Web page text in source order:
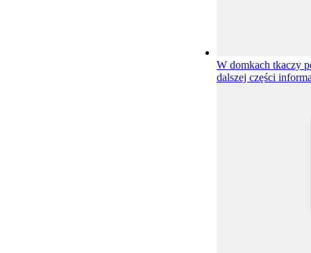
W domkach tkaczy
dalszej części